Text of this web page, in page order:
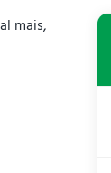
mais,